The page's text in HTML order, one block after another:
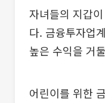
자녀들의 지갑
다. 금융투자업
높은 수익을 거
어린이를 위한